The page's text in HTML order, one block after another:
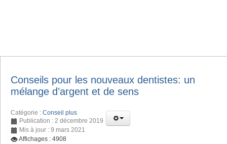
Conseils pour les nouveaux dentistes: un
mélange d’argent et de sens
Catégorie : Conseil plus
Publication : 2 décembre 2019
Mis à jour : 9 mars 2021
Affichages : 4908